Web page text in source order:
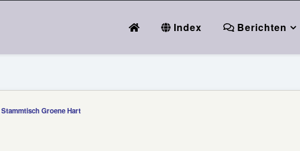
Index Berichten
Groene Hart